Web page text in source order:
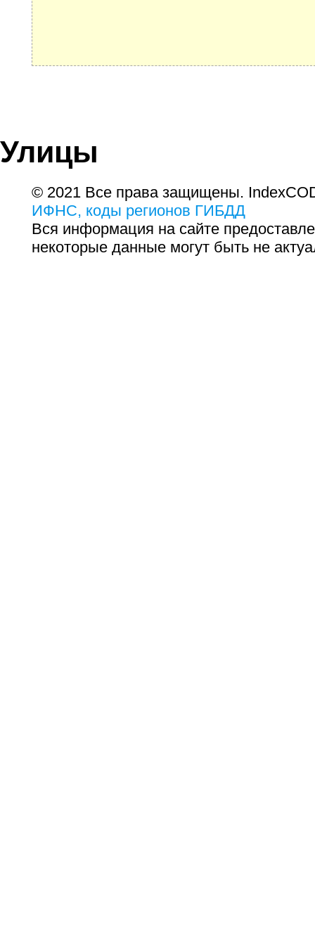
Улицы
© 2021 Все права защищены.
ИФНС, коды регионов ГИБДД
Вся информация на сайте
некоторые данные могут быть не